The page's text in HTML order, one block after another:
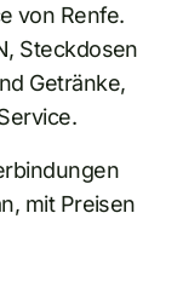
von Renfe.
Steckdosen
Getränke,
mit Preisen